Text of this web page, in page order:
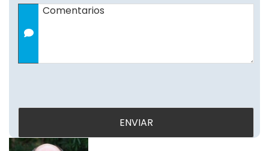
Comentarios